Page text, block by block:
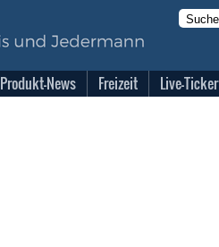
Produkt-News Freizeit Live-Ticker